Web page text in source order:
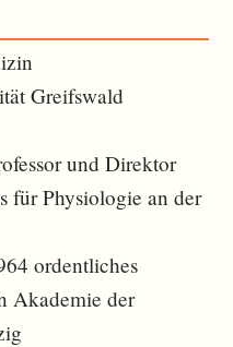
Greifswald
und Direktor
für Physiologie an der
ordentliches
Akademie der